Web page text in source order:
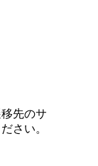
先のサ
さい。